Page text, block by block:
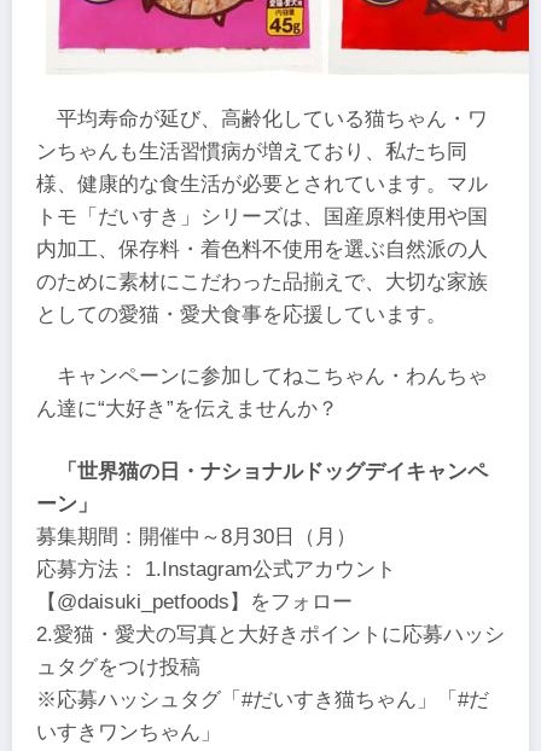
平均寿命が延び、高齢化している猫ちゃん・ワ
ンちゃんも生活習慣病が増えており、私たち同
様、健康的な食生活が必要とされています。マル
トモ「だいすき」シリーズは、国産原料使用や国
内加工、保存料・着色料不使用を選ぶ自然派の人
のために素材にこだわった品揃えで、大切な家族
としての愛猫・愛犬食事を応援しています。
キャンペーンに参加してねこちゃん・わんちゃ
ん達に“大好き”を伝えませんか？
「世界猫の日・ナショナルドッグデイキャンペ
ーン」
募集期間：開催中～8月30日（月）
応募方法： 1.Instagram公式アカウント
【@daisuki_petfoods】をフォロー
2.愛猫・愛犬の写真と大好きポイントに応募ハッシ
ュタグをつけ投稿
※応募ハッシュタグ「#だいすき猫ちゃん」「#だ
いすきワンちゃん」